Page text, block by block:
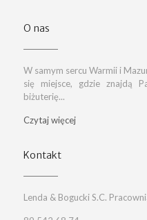
O nas
W samym sercu Warmii i
się miejsce, gdzie znajdą
biżuterię...
Czytaj więcej
Kontakt
Lenda & Bogucki S.C.